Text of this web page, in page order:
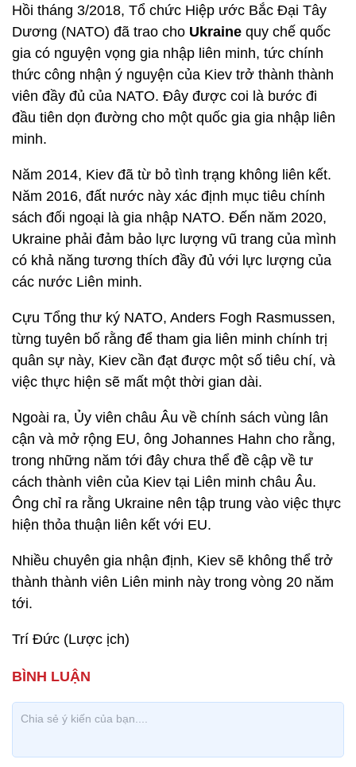
Hồi tháng 3/2018, Tổ chức Hiệp ước Bắc Đại Tây
Dương (NATO) đã trao cho Ukraine quy chế quốc
gia có nguyện vọng gia nhập liên minh, tức chính
thức công nhận ý nguyện của Kiev trở thành thành
viên đầy đủ của NATO. Đây được coi là bước đi
đầu tiên dọn đường cho một quốc gia gia nhập liên
minh.
Năm 2014, Kiev đã từ bỏ tình trạng không liên kết.
Năm 2016, đất nước này xác định mục tiêu chính
sách đối ngoại là gia nhập NATO. Đến năm 2020,
Ukraine phải đảm bảo lực lượng vũ trang của mình
có khả năng tương thích đầy đủ với lực lượng của
các nước Liên minh.
Cựu Tổng thư ký NATO, Anders Fogh Rasmussen,
từng tuyên bố rằng để tham gia liên minh chính trị
quân sự này, Kiev cần đạt được một số tiêu chí, và
việc thực hiện sẽ mất một thời gian dài.
Ngoài ra, Ủy viên châu Âu về chính sách vùng lân
cận và mở rộng EU, ông Johannes Hahn cho rằng,
trong những năm tới đây chưa thể đề cập về tư
cách thành viên của Kiev tại Liên minh châu Âu.
Ông chỉ ra rằng Ukraine nên tập trung vào việc thực
hiện thỏa thuận liên kết với EU.
Nhiều chuyên gia nhận định, Kiev sẽ không thể trở
thành thành viên Liên minh này trong vòng 20 năm
tới.
Trí Đức (Lược ịch)